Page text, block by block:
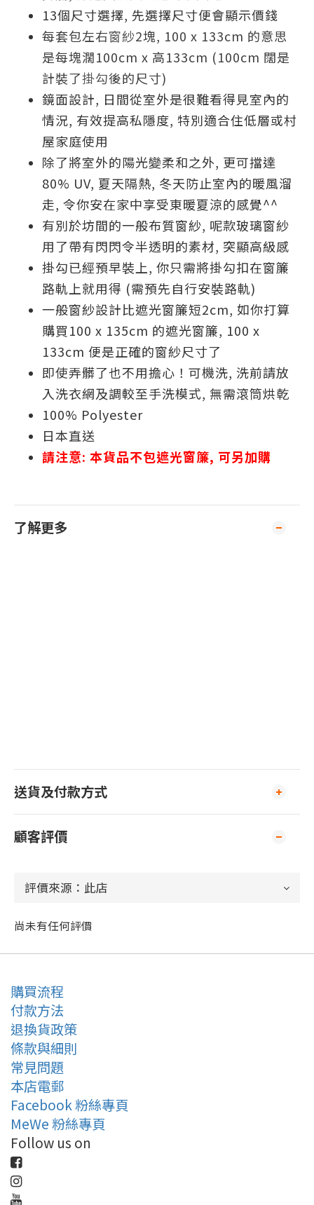
13個尺寸選擇, 先選擇尺寸便會顯示價錢
每套包左右窗紗2塊, 100 x 133cm 的意思
是每塊濶100cm x 高133cm (100cm 闊是
計裝了掛勾後的尺寸)
鏡面設計, 日間從室外是很難看得見室內的
情況, 有效提高私隱度, 特別適合住低層或村
屋家庭使用
除了將室外的陽光變柔和之外, 更可擋達
80% UV, 夏天隔熱, 冬天防止室內的暖風溜
走, 令你安在家中享受東暖夏涼的感覺^^
有別於坊間的一般布質窗紗, 呢款玻璃窗紗
用了帶有閃閃令半透明的素材, 突顯高級感
掛勾已經預早裝上, 你只需將掛勾扣在窗簾
路軌上就用得 (需預先自行安裝路軌)
一般窗紗設計比遮光窗簾短2cm, 如你打算
購買100 x 135cm 的遮光窗簾, 100 x
133cm 便是正確的窗紗尺寸了
即使弄髒了也不用擔心！可機洗, 洗前請放
入洗衣網及調較至手洗模式, 無需滾筒烘乾
100% Polyester
日本直送
請注意: 本貨品不包遮光窗簾, 可另加購
了解更多
送貨及付款方式
顧客評價
尚未有任何評價
購買流程
付款方法
退換貨政策
條款與細則
常見問題
本店電郵
Facebook 粉絲專頁
MeWe 粉絲專頁
Follow us on